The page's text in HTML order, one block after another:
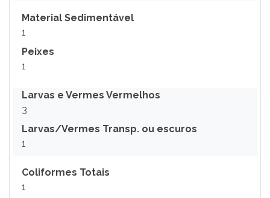
Material Sedimentável
1
Peixes
1
Larvas e Vermes Vermelhos
3
Larvas/Vermes Transp. ou escuros
1
Coliformes Totais
1